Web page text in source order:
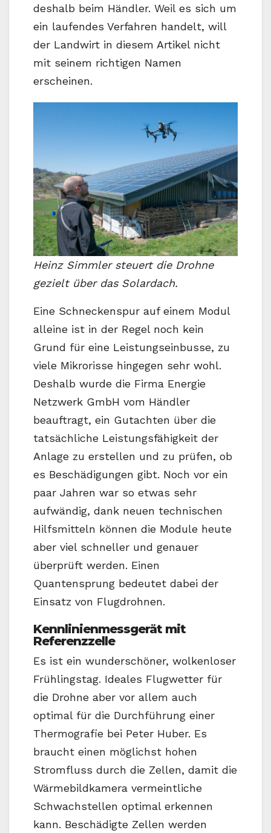
deshalb beim Händler. Weil es sich um
ein laufendes Verfahren handelt, will
der Landwirt in diesem Artikel nicht
mit seinem richtigen Namen
erscheinen.
Heinz Simmler steuert die Drohne
gezielt über das Solardach.
Eine Schneckenspur auf einem Modul
alleine ist in der Regel noch kein
Grund für eine Leistungseinbusse, zu
viele Mikrorisse hingegen sehr wohl.
Deshalb wurde die Firma Energie
Netzwerk GmbH vom Händler
beauftragt, ein Gutachten über die
tatsächliche Leistungsfähigkeit der
Anlage zu erstellen und zu prüfen, ob
es Beschädigungen gibt. Noch vor ein
paar Jahren war so etwas sehr
aufwändig, dank neuen technischen
Hilfsmitteln können die Module heute
aber viel schneller und genauer
überprüft werden. Einen
Quantensprung bedeutet dabei der
Einsatz von Flugdrohnen.
Kennlinienmessgerät mit
Referenzzelle
Es ist ein wunderschöner, wolkenloser
Frühlingstag. Ideales Flugwetter für
die Drohne aber vor allem auch
optimal für die Durchführung einer
Thermografie bei Peter Huber. Es
braucht einen möglichst hohen
Stromfluss durch die Zellen, damit die
Wärmebildkamera vermeintliche
Schwachstellen optimal erkennen
kann. Beschädigte Zellen werden